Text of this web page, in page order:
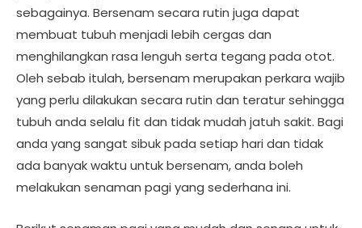
sebagainya. Bersenam secara rutin juga dapat
membuat tubuh menjadi lebih cergas dan
menghilangkan rasa lenguh serta tegang pada otot.
Oleh sebab itulah, bersenam merupakan perkara wajib
yang perlu dilakukan secara rutin dan teratur sehingga
tubuh anda selalu fit dan tidak mudah jatuh sakit. Bagi
anda yang sangat sibuk pada setiap hari dan tidak
ada banyak waktu untuk bersenam, anda boleh
melakukan senaman pagi yang sederhana ini.